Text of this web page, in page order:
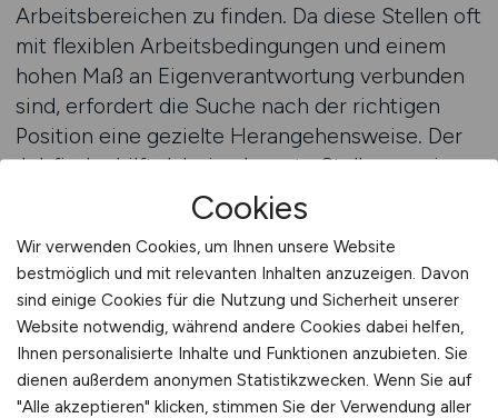
Arbeitsbereichen zu finden. Da diese Stellen oft
mit flexiblen Arbeitsbedingungen und einem
hohen Maß an Eigenverantwortung verbunden
sind, erfordert die Suche nach der richtigen
Position eine gezielte Herangehensweise. Der
Jobfinder hilft dabei, relevante Stellenanzeigen
zu durchsuchen und jene zu finden, die den
eigenen Interessen und Qualifikationen
entsprechen. Mit regelmäßig aktualisierten
Angeboten ermöglicht der Jobfinder einen
schnellen Überblick über die aktuell
verfügbaren Jobs in offenen technischen
Rollen.
Cookies
Wir verwenden Cookies, um Ihnen unsere Website
bestmöglich und mit relevanten Inhalten anzuzeigen. Davon
sind einige Cookies für die Nutzung und Sicherheit unserer
Website notwendig, während andere Cookies dabei helfen,
Ihnen personalisierte Inhalte und Funktionen anzubieten. Sie
dienen außerdem anonymen Statistikzwecken. Wenn Sie auf
"Alle akzeptieren" klicken, stimmen Sie der Verwendung aller